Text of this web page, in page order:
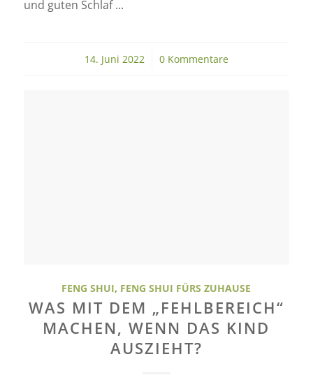
und guten Schlaf ...
14. Juni 2022
/ 0 Kommentare
FENG SHUI, FENG SHUI FÜRS ZUHAUSE
WAS MIT DEM „FEHLBEREICH“
MACHEN, WENN DAS KIND
AUSZIEHT?